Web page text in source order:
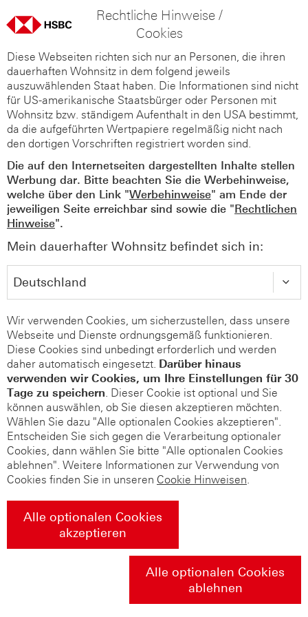
Rechtliche Hinweise /
Cookies
Diese Webseiten richten sich nur an Personen, die ihren
dauerhaften Wohnsitz in dem folgend jeweils
auszuwählenden Staat haben. Die Informationen sind nicht
für US-amerikanische Staatsbürger oder Personen mit
Wohnsitz bzw. ständigem Aufenthalt in den USA bestimmt,
da die aufgeführten Wertpapiere regelmäßig nicht nach
den dortigen Vorschriften registriert worden sind.
Die auf den Internetseiten dargestellten Inhalte stellen
Werbung dar. Bitte beachten Sie die Werbehinweise,
welche über den Link "Werbehinweise" am Ende der
jeweiligen Seite erreichbar sind sowie die "Rechtlichen
Hinweise".
Mein dauerhafter Wohnsitz befindet sich in:
Wir verwenden Cookies, um sicherzustellen, dass unsere
Webseite und Dienste ordnungsgemäß funktionieren.
Diese Cookies sind unbedingt erforderlich und werden
daher automatisch eingesetzt. Darüber hinaus
verwenden wir Cookies, um Ihre Einstellungen für 30
Tage zu speichern. Dieser Cookie ist optional und Sie
können auswählen, ob Sie diesen akzeptieren möchten.
Wählen Sie dazu "Alle optionalen Cookies akzeptieren".
Entscheiden Sie sich gegen die Verarbeitung optionaler
Cookies, dann wählen Sie bitte "Alle optionalen Cookies
ablehnen". Weitere Informationen zur Verwendung von
Cookies finden Sie in unseren Cookie Hinweisen.
Alle optionalen Cookies
akzeptieren
Alle optionalen Cookies
ablehnen